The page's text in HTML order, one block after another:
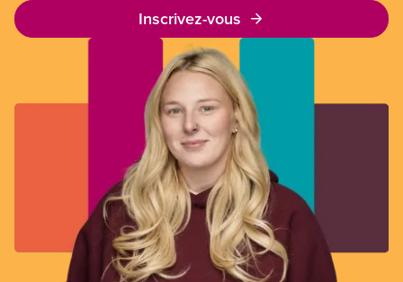
Inscrivez-vous